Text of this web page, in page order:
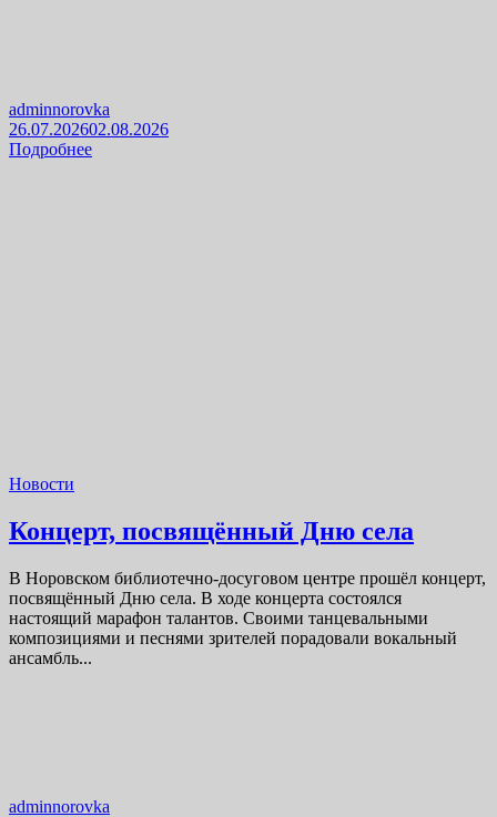
adminnorovka
26.07.202602.08.2026
Подробнее
Новости
Концерт, посвящённый Дню села
В Норовском библиотечно-досуговом центре прошёл концерт,
посвящённый Дню села. В ходе концерта состоялся
настоящий марафон талантов. Своими танцевальными
композициями и песнями зрителей порадовали вокальный
ансамбль...
adminnorovka